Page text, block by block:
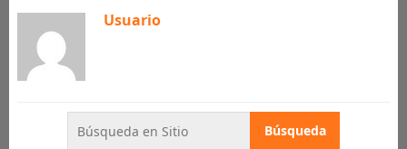
Usuario